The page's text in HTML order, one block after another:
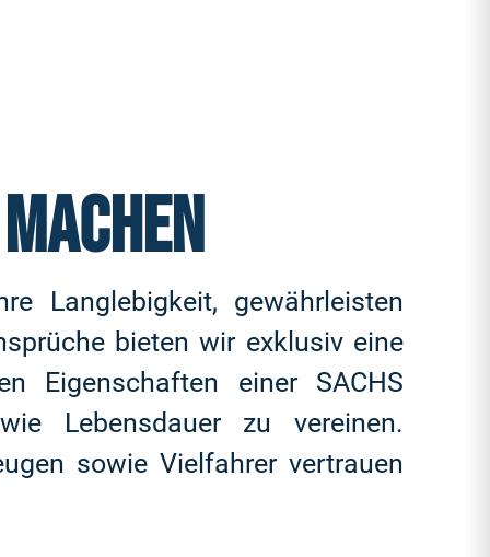
Langlebigkeit, gewährleisten
bieten wir exklusiv eine
Eigenschaften einer SACHS
Lebensdauer zu vereinen.
sowie Vielfahrer vertrauen